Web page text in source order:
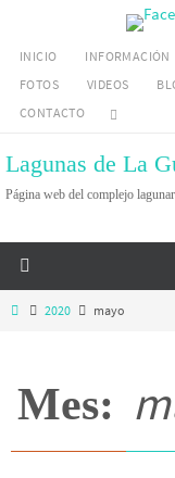
contenido
INICIO INFORMACIÓN
FOTOS
VIDEOS
CONTACTO
Lagunas de La
Página web del complejo
Inicio2020 mayo
Mes: